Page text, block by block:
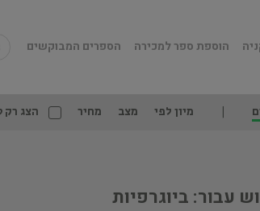
הוספת ספר למכירה הספרים המבוקשים
מיון לפי מצב מחיר הצג רק
עבור: ביוגרפיות